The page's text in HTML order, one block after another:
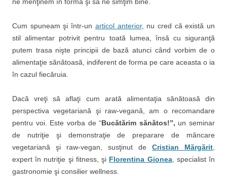
Cum spuneam şi într-un articol anterior, nu cred că există un
stil alimentar potrivit pentru toată lumea, însă cu siguranţă
putem trasa nişte principii de bază atunci când vorbim de o
alimentaţie sănătoasă, indiferent de forma pe care aceasta o ia
în cazul fiecăruia.
Dacă vreţi să aflaţi cum arată alimentaţia sănătoasă din
perspectiva vegetariană şi raw-vegană, am o recomandare
pentru voi. Este vorba de “Bucătărim sănătos!”, un seminar
de nutriţie şi demonstraţie de preparare de mâncare
vegetariană şi raw-vegan, susţinut de Cristian Mărgărit
expert în nutriţie şi fitness, şi Florentina Gionea, specialist în
gastronomie şi consilier wellness.